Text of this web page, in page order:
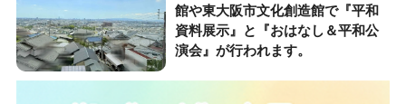
館や東大阪市文化創造館で『平和
資料展示』と『おはなし＆平和公
演会』が行われます。